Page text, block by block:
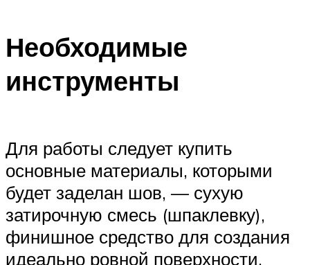
Необходимые
инструменты
Для работы следует купить
основные материалы, которыми
будет заделан шов, — сухую
затирочную смесь (шпаклевку),
финишное средство для создания
идеально ровной поверхности,